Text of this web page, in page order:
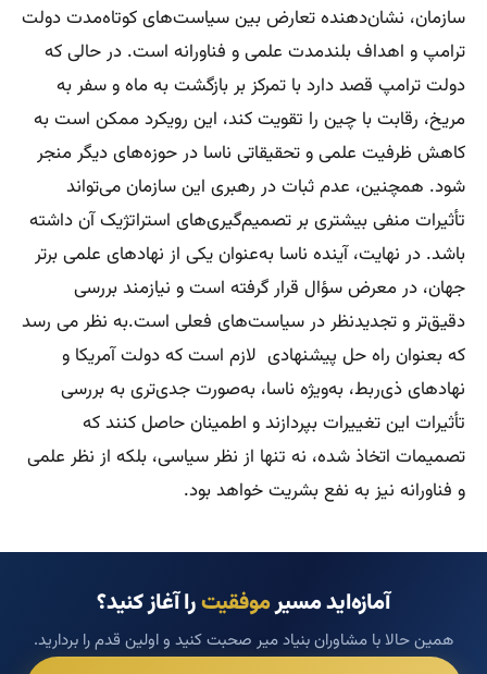
سازمان، نشان‌دهنده تعارض بین سیاست‌های کوتاه‌مدت دولت
ترامپ و اهداف بلندمدت علمی و فناورانه است. در حالی که
دولت ترامپ قصد دارد با تمرکز بر بازگشت به ماه و سفر به
مریخ، رقابت با چین را تقویت کند، این رویکرد ممکن است به
کاهش ظرفیت علمی و تحقیقاتی ناسا در حوزه‌های دیگر منجر
شود. همچنین، عدم ثبات در رهبری این سازمان می‌تواند
تأثیرات منفی بیشتری بر تصمیم‌گیری‌های استراتژیک آن داشته
باشد. در نهایت، آینده ناسا به‌عنوان یکی از نهادهای علمی برتر
جهان، در معرض سؤال قرار گرفته است و نیازمند بررسی
دقیق‌تر و تجدیدنظر در سیاست‌های فعلی است.به نظر می رسد
که بعنوان راه حل پیشنهادی لازم است که دولت آمریکا و
نهادهای ذی‌ربط، به‌ویژه ناسا، به‌صورت جدی‌تری به بررسی
تأثیرات این تغییرات بپردازند و اطمینان حاصل کنند که
تصمیمات اتخاذ شده، نه تنها از نظر سیاسی، بلکه از نظر علمی
و فناورانه نیز به نفع بشریت خواهد بود.
آمازه‌اید مسیرموفقیترا آغاز کنید؟
همین حالا با مشاوران بنیاد میر صحبت کنید و اولین قدم را بردارید.